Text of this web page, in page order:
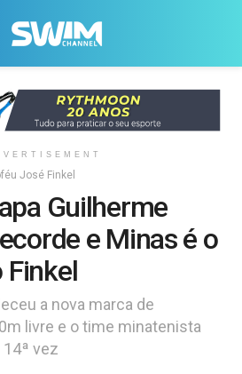
José Finkel
Guilherme
e Minas é o
Finkel
a nova marca de
livre e o time minatenista
vez